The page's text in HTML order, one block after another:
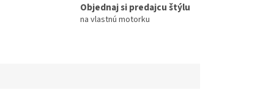
Objednaj si predajcu štýlu
na vlastnú motorku